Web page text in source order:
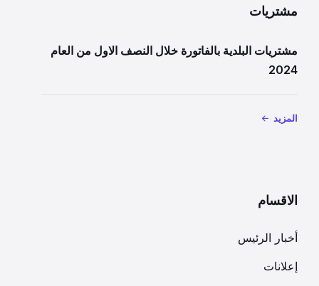
مشتريات
مشتريات البلدية بالفاتورة خلال النصف الاول من العام
2024
المزيد
الاقسام
أخبار الرئيس
إعلانات